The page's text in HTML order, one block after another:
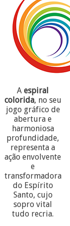
Aespiral
colorida, no seu
jogo gráfico de
abertura e
harmoniosa
profundidade,
representa a
ação envolvente
e
transformadora
do Espírito
Santo, cujo
sopro vital
tudo recria.